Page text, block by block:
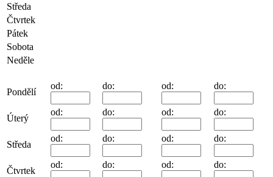
Středa
Čtvrtek
Pátek
Sobota
Neděle
Pondělí
od: do: od: do:
Úterý
od: do: od: do:
Středa
od: do: od: do:
Čtvrtek
od: do: od: do: